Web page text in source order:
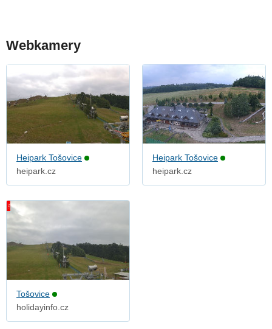
Webkamery
Heipark Tošovice
heipark.cz
Heipark Tošovice
heipark.cz
Tošovice
holidayinfo.cz